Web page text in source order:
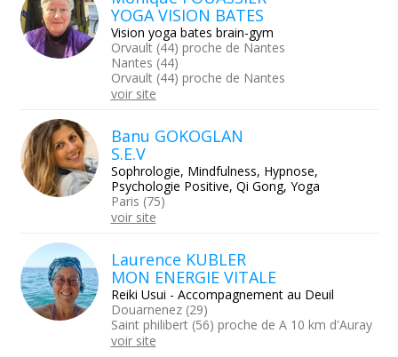
YOGA VISION BATES
Vision yoga bates brain-gym
Orvault (44) proche de Nantes
Nantes (44)
Orvault (44) proche de Nantes
voir site
Banu GOKOGLAN
S.E.V
Sophrologie, Mindfulness, Hypnose,
Psychologie Positive, Qi Gong, Yoga
Paris (75)
voir site
Laurence KUBLER
MON ENERGIE VITALE
Reiki Usui - Accompagnement au Deuil
Douarnenez (29)
Saint philibert (56) proche de A 10 km d'Auray
voir site